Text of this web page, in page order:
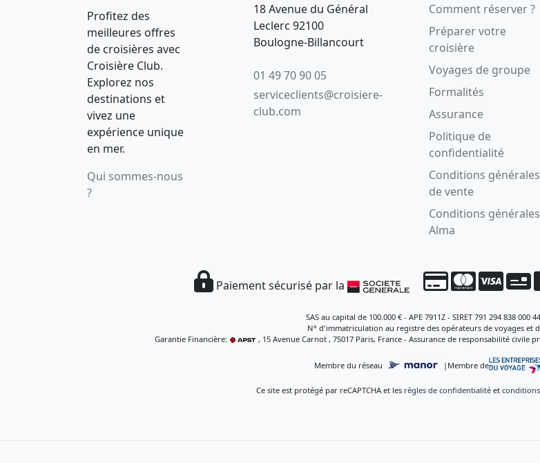
Profitez des
meilleures offres
de croisières avec
Croisière Club.
Explorez nos
destinations et
vivez une
expérience unique
en mer.
Qui sommes-nous
?
18 Avenue du Général
Leclerc 92100
Boulogne-Billancourt
01 49 70 90 05
serviceclients@croisiere-
club.com
Comment réserver ?
Préparer votre
croisière
Voyages de groupe
Formalités
Assurance
Politique de
confidentialité
Conditions générales
de vente
Conditions générales
Alma
Paiement sécurisé par la
SAS au capital de 100.000 € - APE 7911Z - SIRET 791 294 838 000
N° d'immatriculation au registre des opérateurs de voyages et
Garantie Financière:
, 15 Avenue Carnot , 75017 Paris, France - Assurance de responsabilité civile
Membre du réseau | Membre de
Ce site est protégé par reCAPTCHA et les règles de confidentialité et